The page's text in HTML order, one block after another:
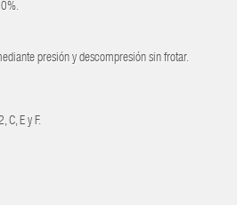
presión y descompresión sin frotar.
C, E y F.